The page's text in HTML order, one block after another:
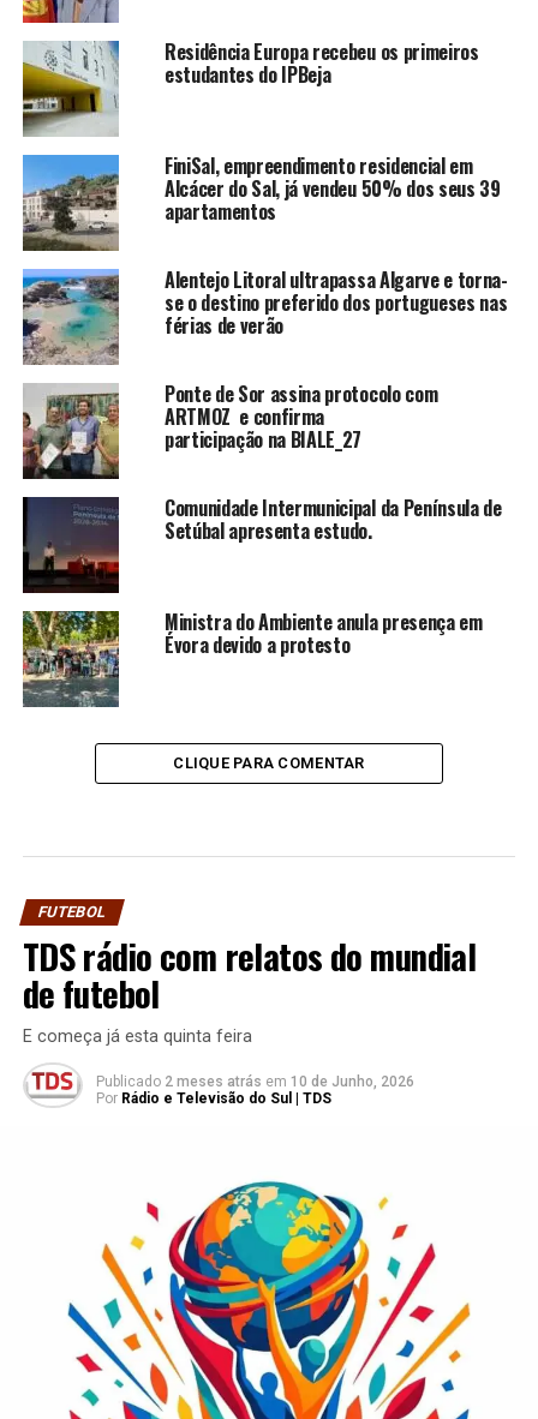
Residência Europa recebeu os primeiros
estudantes do IPBeja
FiniSal, empreendimento residencial em
Alcácer do Sal, já vendeu 50% dos seus 39
apartamentos
Alentejo Litoral ultrapassa Algarve e torna-
se o destino preferido dos portugueses nas
férias de verão
Ponte de Sor assina protocolo com
ARTMOZ e confirma
participação na BIALE_27
Comunidade Intermunicipal da Península de
Setúbal apresenta estudo.
Ministra do Ambiente anula presença em
Évora devido a protesto
CLIQUE PARA COMENTAR
FUTEBOL
TDS rádio com relatos do mundial
de futebol
E começa já esta quinta feira
Publicado 2 meses atrás em 10 de Junho, 2026
Por Rádio e Televisão do Sul | TDS